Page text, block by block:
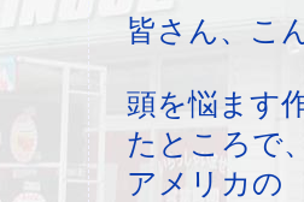
皆さん、こ
頭を悩ます
たところで
アメリカの